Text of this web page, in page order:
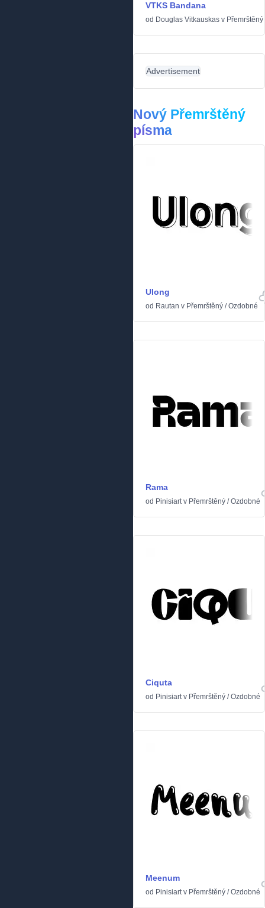
VTKS Bandana
od Douglas Vitkauskas v Přemrštěný
Advertisement
Nový Přemrštěný
písma
Ulong
od Rautan v Přemrštěný /Ozdobné
Rama
od Pinisiartv Přemrštěný /Ozdobné
Ciquta
od Pinisiartv Přemrštěný /Ozdobné
Meenum
od Pinisiartv Přemrštěný /Ozdobné